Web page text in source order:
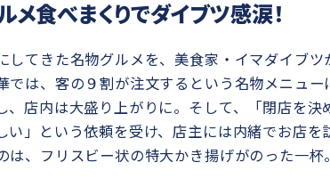
メ食べまくりでダイブツ感涙！
してきた名物グルメを、美食家・イマダイブ
では、客の９割が注文するという名物メニュ
、店内は大盛り上がりに。そして、「閉店を
い」という依頼を受け、店主には内緒でお店
は、フリスビー状の特大かき揚げがのった一